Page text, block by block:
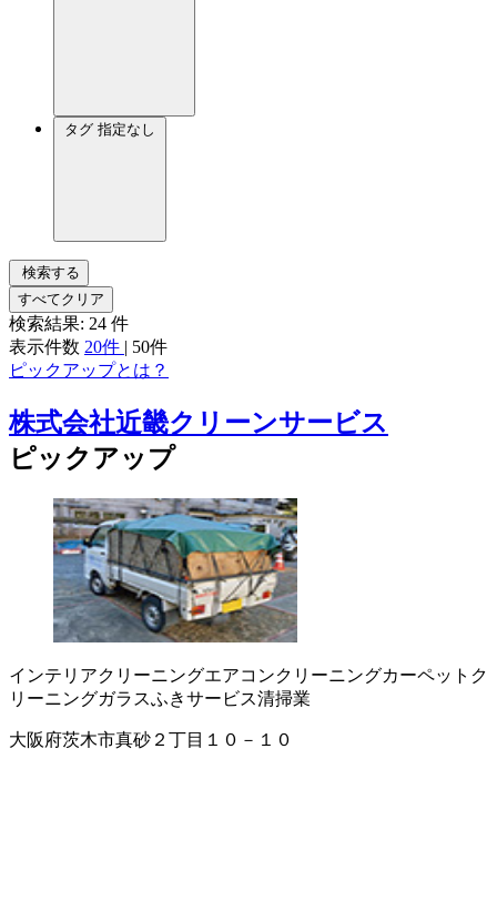
タグ 指定なし
検索する
すべてクリア
検索結果: 24 件
表示件数 20件 | 50件
ピックアップとは？
株式会社近畿クリーンサービス
ピックアップ
インテリアクリーニングエアコンクリーニングカーペットク
リーニングガラスふきサービス清掃業
大阪府茨木市真砂２丁目１０－１０